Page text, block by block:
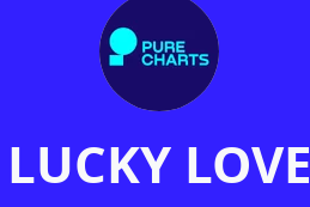
LUCKY LOVE